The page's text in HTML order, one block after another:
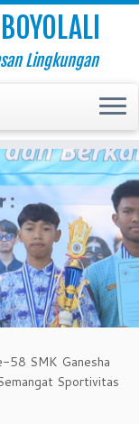
Lingkungan
58 SMK Ganesha
Sportivitas